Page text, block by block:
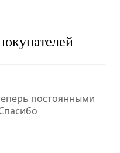
постоянными